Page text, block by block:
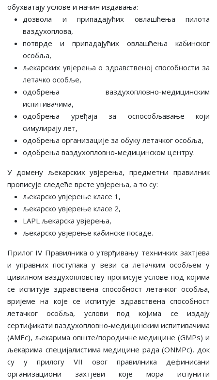
обухватају услове и начин издавања:
дозвола и припадајућих овлашћења пилота
ваздухоплова,
потврде и припадајућих овлашћења кабинског
особља,
љекарских увјерења о здравственој способности за
летачко особље,
одобрења ваздухопловно-медицинским
испитивачима,
одобрења уређаја за оспособљавање који
симулирају лет,
одобрења организације за обуку летачког особља,
одобрења ваздухопловно-медицинском центру.
У домену љекарских увјерења, предметни правилник
прописује следеће врсте увјерења, а то су:
љекарско увјерење класе 1,
љекарско увјерење класе 2,
LAPL љекарска увјерења,
љекарско увјерење кабинске посаде.
Прилог IV Правилника о утврђивању техничких захтјева
и управних поступака у вези са летачким особљем у
цивилном ваздухопловству прописује услове под којима
се испитује здравствена способност летачког особља,
вријеме на које се испитује здравствена способност
летачког особља, услови под којима се издају
сертификати ваздухопловно-медицинским испитивачима
(AMEс), љекарима опште/породичне медицине (GMPs) и
љекарима специјалистима медицине рада (ONMPс), док
су у прилогу VII овог правилника дефинисани
организациони захтјеви које мора испунити